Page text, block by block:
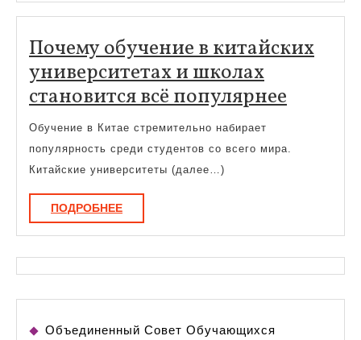
Почему обучение в китайских
университетах и школах
становится всё популярнее
в
школах
Обучение в Китае стремительно набирает
популярность среди студентов со всего мира.
Китайские университеты (далее…)
ПОДРОБНЕЕПОДРОБНЕЕ
Объединенный Совет Обучающихся